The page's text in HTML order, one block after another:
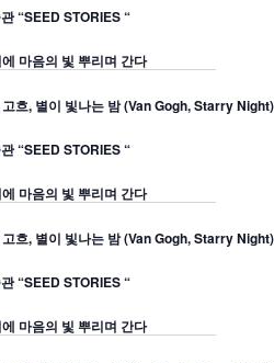
“SEED STORIES “
마음의 빛 뿌리며 간다
흐, 별이 빛나는 밤 (Van Gogh, Starry Night)
“SEED STORIES “
마음의 빛 뿌리며 간다
흐, 별이 빛나는 밤 (Van Gogh, Starry Night)
“SEED STORIES “
마음의 빛 뿌리며 간다